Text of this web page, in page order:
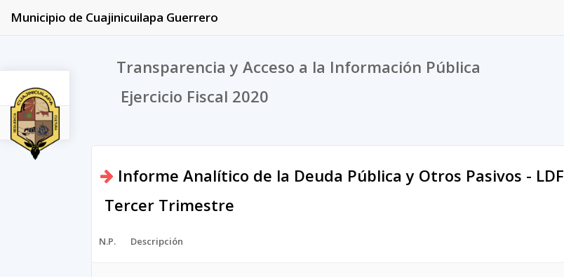
2020
Municipio de Cuajinicuilapa Guerrero
Transparencia y Acceso a la Información Pública
Ejercicio Fiscal 2020
Informe Analítico de la Deuda Pública y Otros Pasivos - LDF
Tercer Trimestre
N.P. Descripción